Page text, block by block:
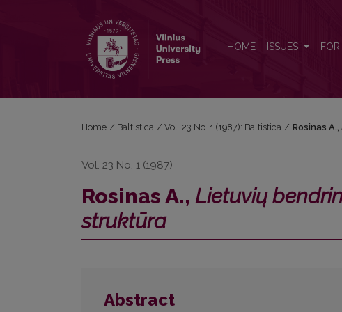
HOME ISSUES
Home / Baltistica / Vol. 23 No. 1 (1987): Baltistica / Rosinas A.,
Vol. 23 No. 1 (1987)
Rosinas A., Lietuvių
struktūra
Abstract